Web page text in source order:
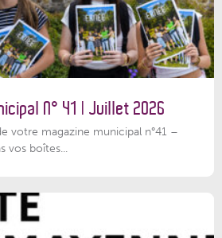
N° 41 | Juillet 2026
votre magazine municipal n°41 –
vos boîtes...